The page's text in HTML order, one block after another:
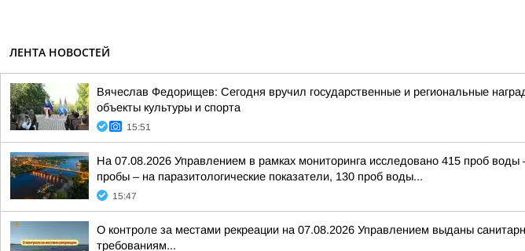
ЛЕНТА НОВОСТЕЙ
Вячеслав Федорищев: Сегодня вручил государственные и региональные
объекты культуры и спорта
15:51
На 07.08.2026 Управлением в рамках мониторинга исследовано 415 проб
пробы – на паразитологические показатели, 130 проб воды...
15:47
О контроле за местами рекреации на 07.08.2026 Управлением выданы
требованиям...